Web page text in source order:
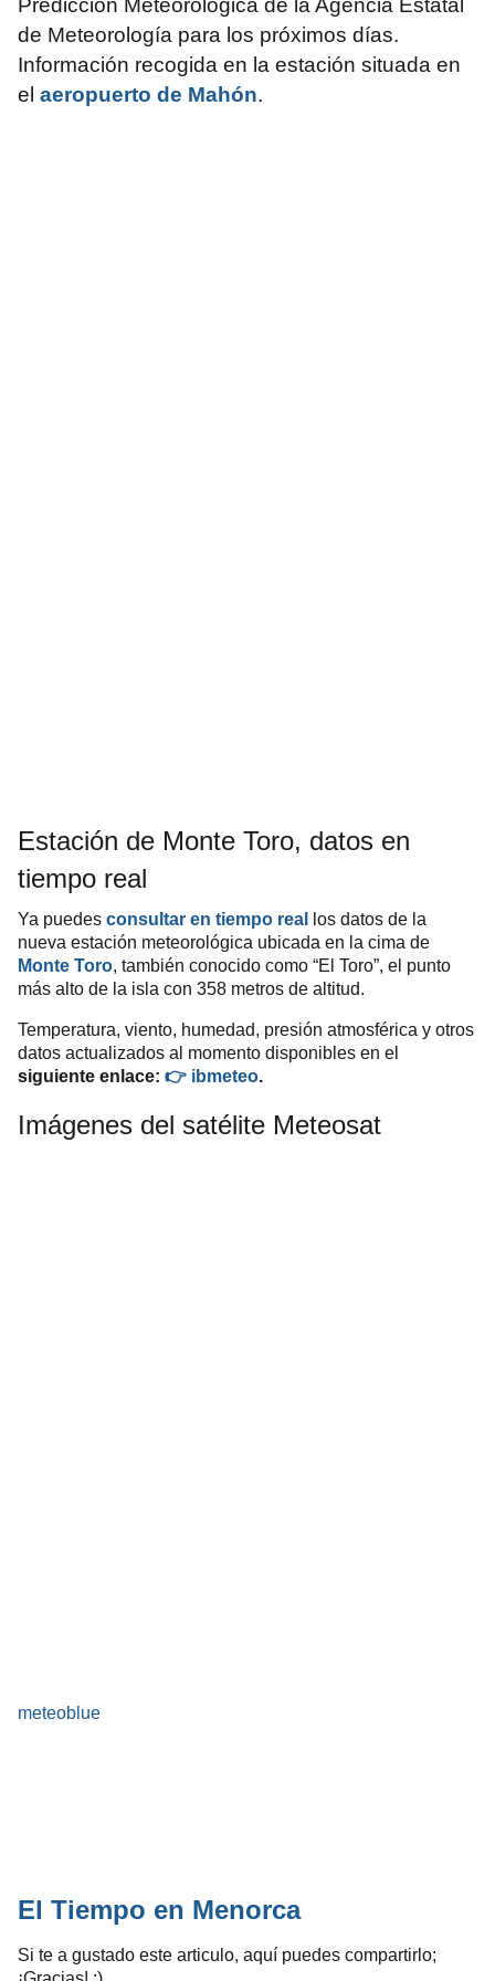
Predicción Meteorológica de la Agencia Estatal
de Meteorología para los próximos días.
Información recogida en la estación situada en
el aeropuerto de Mahón.
Estación de Monte Toro, datos en
tiempo real
Ya puedes consultar en tiempo real los datos de la
nueva estación meteorológica ubicada en la cima de
Monte Toro, también conocido como “El Toro”, el punto
más alto de la isla con 358 metros de altitud.
Temperatura, viento, humedad, presión atmosférica y otros
datos actualizados al momento disponibles en el
siguiente enlace: 👉 ibmeteo.
Imágenes del satélite Meteosat
meteoblue
El Tiempo en Menorca
Si te a gustado este articulo, aquí puedes compartirlo;